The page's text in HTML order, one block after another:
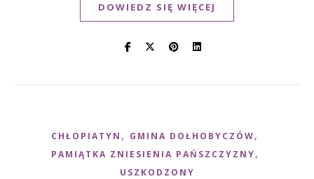
DOWIEDZ SIĘ WIĘCEJ
CHŁOPIATYN , GMINA DOŁHOBYCZÓW,
PAMIĄTKA ZNIESIENIA PAŃSZCZYZNY,
USZKODZONY